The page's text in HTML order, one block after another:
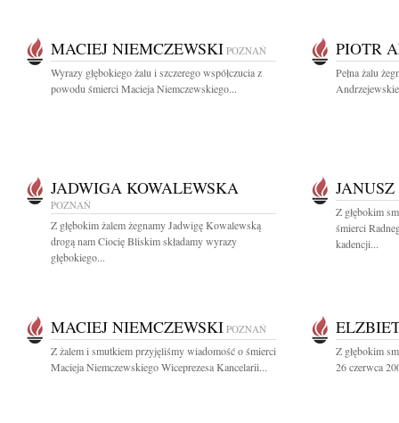
MACIEJ NIEMCZEWSKI POZNAŃ
Wyrazy głębokiego żalu i szczerego współczucia z
powodu śmierci Macieja Niemczewskiego...
PIOTR
Pełna żalu
JADWIGA KOWALEWSKA
POZNAŃ
Z głębokim żalem żegnamy Jadwigę Kowalewską
drogą nam Ciocię Bliskim składamy wyrazy
głębokiego...
Z głębokim
śmierci
kadencji...
MACIEJ NIEMCZEWSKI POZNAŃ
Z żalem i smutkiem przyjęliśmy wiadomość o śmierci
Macieja Niemczewskiego Wiceprezesa Kancelarii...
Z głębokim
26 czerwca